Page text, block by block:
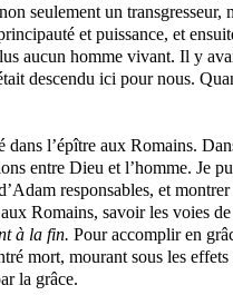
seulement un
et puissance, et
aucun homme vivant. Il y
descendu ici pour nous.
dans l’épître aux Romains.
entre Dieu et l’homme. Je
responsables, et
Romains, savoir les voies
à la fin. Pour accomplir en
mort, mourant sous les
la grâce.